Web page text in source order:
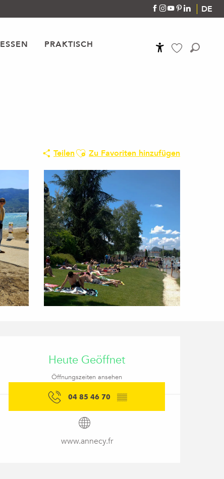
DE
PRAKTISCH
TeilenAjouter aux favoris
Zu Favoriten hinzufügen
Öffnungszeiten &
Heute Geöffnet
Öffnungszeiten ansehen
04 85 46 70 ▒▒
www.annecy.fr